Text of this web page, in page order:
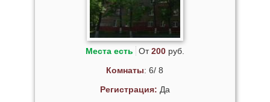
Места есть От200руб.
Комнаты: 6/ 8
Регистрация: Да